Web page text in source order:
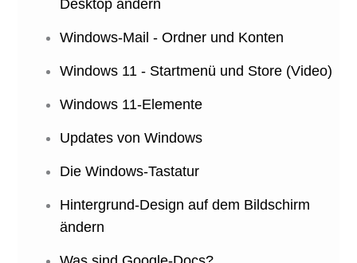
Desktop ändern
Windows-Mail - Ordner und Konten
Windows 11 - Startmenü und Store (Video)
Windows 11-Elemente
Updates von Windows
Die Windows-Tastatur
Hintergrund-Design auf dem Bildschirm
ändern